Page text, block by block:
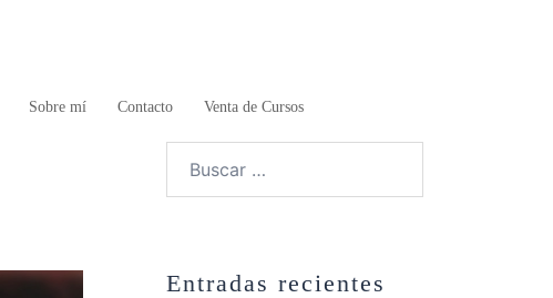
Sobre mí Contacto Venta de Cursos
Entradas recientes